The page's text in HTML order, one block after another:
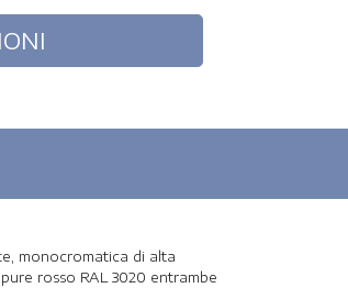
monocromatica di alta
rosso RAL 3020 entrambe